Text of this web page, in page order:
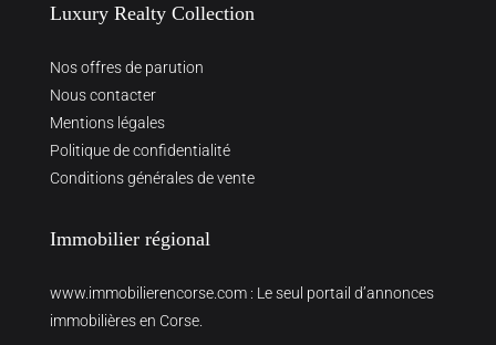
Luxury Realty Collection
Nos offres de parution
Nous contacter
Mentions légales
Politique de confidentialité
Conditions générales de vente
Immobilier régional
www.immobilierencorse.com : Le seul portail d’annonces
immobilières en Corse.